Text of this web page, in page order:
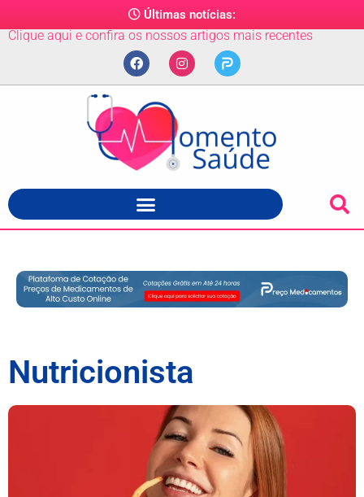
Últimas notícias:
Clique aqui e confira os nossos artigos mais recentes
Nutricionista